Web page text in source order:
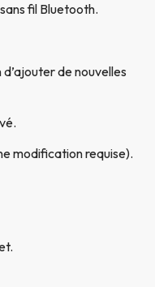
fil Bluetooth.
d’ajouter de nouvelles
modification requise).